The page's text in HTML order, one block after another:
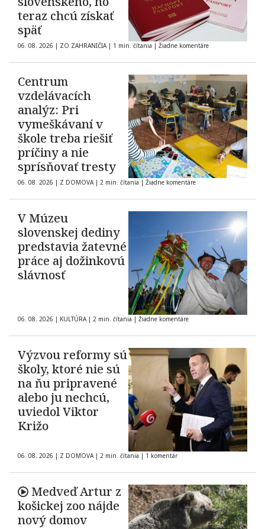
teraz chcú získať
späť
06. 08. 2026 | ZO ZAHRANIČIA | 1 min. čítania | Žiadne komentáre
Centrum
vzdelávacích
analýz: Pri
vymeškávaní v
škole treba riešiť
príčiny a nie
sprísňovať tresty
06. 08. 2026 | Z DOMOVA | 2 min. čítania | Žiadne komentáre
V Múzeu
slovenskej dediny
predstavia žatevné
práce aj dožinkovú
slávnosť
06. 08. 2026 | KULTÚRA | 2 min. čítania | Žiadne komentáre
Výzvou reformy sú
školy, ktoré nie sú
na ňu pripravené
alebo ju nechcú,
uviedol Viktor
Križo
06. 08. 2026 | Z DOMOVA | 2 min. čítania | 1 komentár
Medveď Artur z
košickej zoo nájde
nový domov